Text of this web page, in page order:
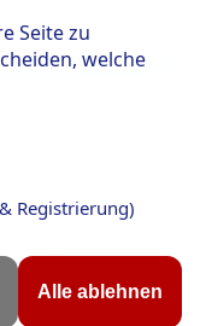
Cookies
Seite zu
welche
Registrierung)
Alle ablehnen